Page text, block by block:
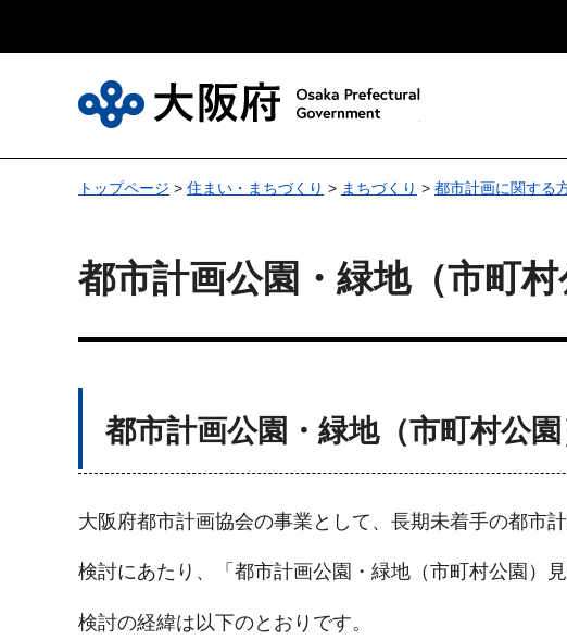
トップページ > 住まい・まちづくり > まちづくり > 都市計画に関する
都市計画公園・緑地（市町
都市計画公園・緑地（市町村公園
大阪府都市計画協会の事業として、長期未着手の都市
検討にあたり、「都市計画公園・緑地（市町村公園）
検討の経緯は以下のとおりです。